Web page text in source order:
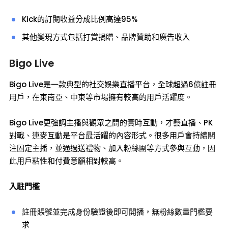
Kick的訂閱收益分成比例高達95%
其他變現方式包括打賞捐贈、品牌贊助和廣告收入
Bigo Live
Bigo Live是一款典型的社交娛樂直播平台，全球超過6億註冊
用戶，在東南亞、中東等市場擁有較高的用戶活躍度。
Bigo Live更強調主播與觀眾之間的實時互動，才藝直播、PK
對戰、連麥互動是平台最活躍的內容形式。很多用戶會持續關
注固定主播，並通過送禮物、加入粉絲團等方式參與互動，因
此用戶粘性和付費意願相對較高。
入駐門檻
註冊賬號並完成身份驗證後即可開播，無粉絲數量門檻要
求